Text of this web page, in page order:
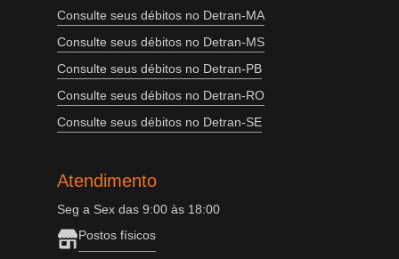
Consulte seus débitos no Detran-MA
Consulte seus débitos no Detran-MS
Consulte seus débitos no Detran-PB
Consulte seus débitos no Detran-RO
Consulte seus débitos no Detran-SE
Atendimento
Seg a Sex das 9:00 às 18:00
Postos físicos